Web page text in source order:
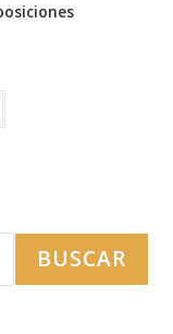
BUSCAR